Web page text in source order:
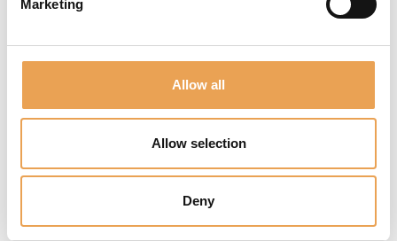
Marketing
Allow all
Allow selection
Deny
productivité et une
planifiabilité, ce qui se
réduction des déchets
sur investissement.